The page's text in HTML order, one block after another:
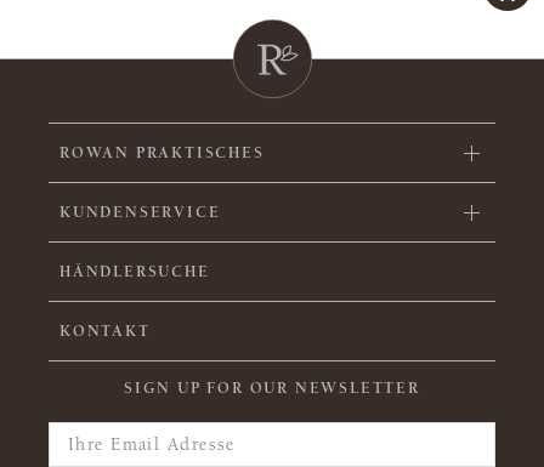
ROWAN PRAKTISCHES
KUNDENSERVICE
HÄNDLERSUCHE
KONTAKT
SIGN UP FOR OUR NEWSLETTER